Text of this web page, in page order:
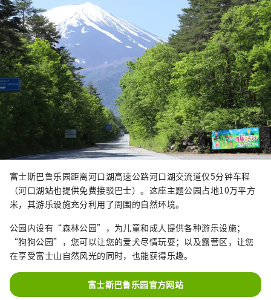
山北麓河口湖地区向世界传递富士山四季变化
的魅力。
富士斯巴鲁乐园距离河口湖高速公路河口湖交流道仅5分钟车程
（河口湖站也提供免费接驳巴士）。这座主题公园占地10万平方
米，其游乐设施充分利用了周围的自然环境。
公园内设有“森林公园”，为儿童和成人提供各种游乐设施；
“狗狗公园”，您可以让您的爱犬尽情玩耍；以及露营区，让您
在享受富士山自然风光的同时，也能获得乐趣。
富士斯巴鲁乐园官方网站